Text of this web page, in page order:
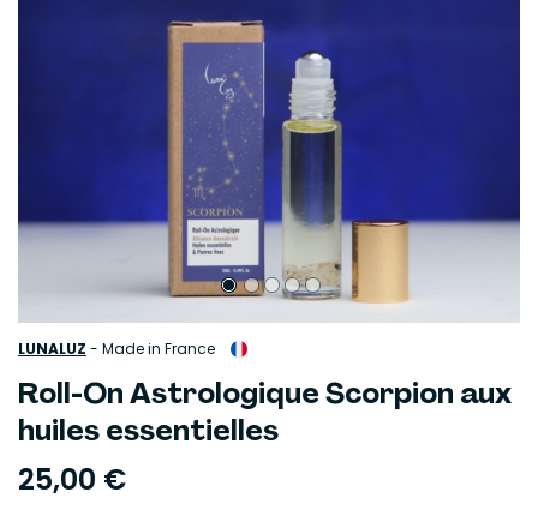
LUNALUZ - Made in France
Roll-On Astrologique Scorpion aux
huiles essentielles
25,00 €